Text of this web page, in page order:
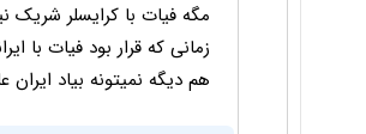
مگه فیات با کرایسلر شریک
زمانی که قرار بود فیات با
هم دیگه نمیتونه بیاد ایران